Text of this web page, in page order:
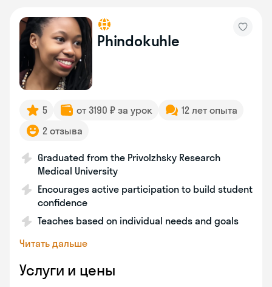
Phindokuhle
5 от 3190 ₽ за урок
12 лет опыта
2 отзыва
Graduated from the Privolzhsky Research
Medical University
Encourages active participation to build student
confidence
Teaches based on individual needs and goals
Читать дальше
Услуги и цены